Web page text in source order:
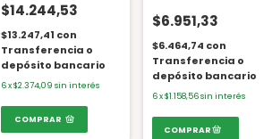
$14.244,53
$13.247,41 con
Transferencia o
depósito bancario
6x$2.374,09 sin interés
COMPRAR
Corto Gv08 T. 10
$6.951,33
$6.464,74 con
Transferencia o
depósito bancario
6x$1.158,56sin interés